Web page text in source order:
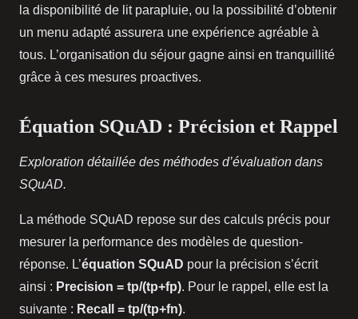
la disponibilité de lit parapluie, ou la possibilité d’obtenir
un menu adapté assurera une expérience agréable à
tous. L’organisation du séjour gagne ainsi en tranquillité
grâce à ces mesures proactives.
Équation SQuAD : Précision et Rappel
Exploration détaillée des méthodes d’évaluation dans
SQuAD.
La méthode SQuAD repose sur des calculs précis pour
mesurer la performance des modèles de question-
réponse. L’équation SQuAD pour la précision s’écrit
ainsi : Precision = tp/(tp+fp). Pour le rappel, elle est la
suivante : Recall = tp/(tp+fn).